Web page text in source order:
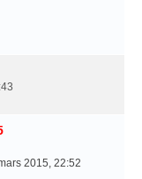
2015, 22:52